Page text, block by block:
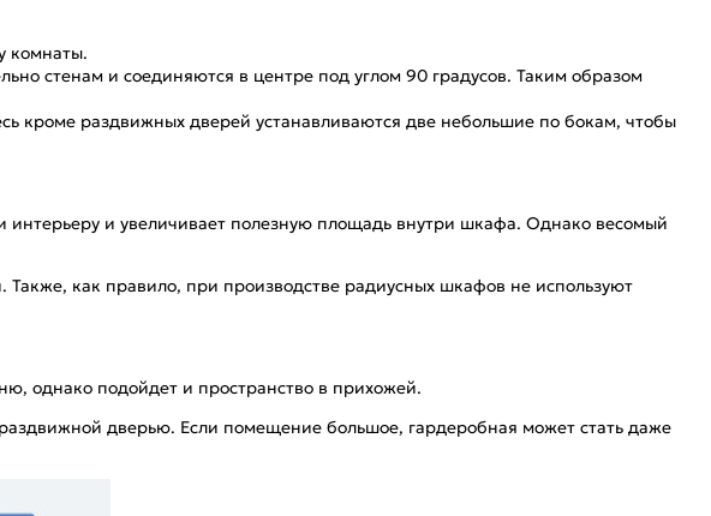
комнаты.
стенам и соединяются в центре под углом 90 градусов. Таким образом
кроме раздвижных дверей устанавливаются две небольшие по бокам, чтобы
и увеличивает полезную площадь внутри шкафа. Однако весомый
Также, как правило, при производстве радиусных шкафов не используют
однако подойдет и пространство в прихожей.
дверью. Если помещение большое, гардеробная может стать даже